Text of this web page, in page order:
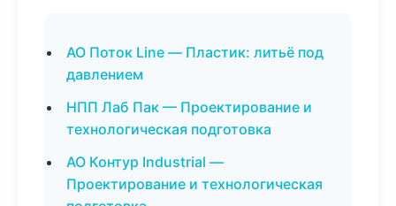
АО Поток Line — Пластик: литьё под
давлением
НПП Лаб Пак — Проектирование и
технологическая подготовка
АО Контур Industrial —
Проектирование и технологическая